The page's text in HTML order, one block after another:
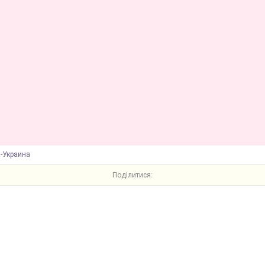
Поділитися: